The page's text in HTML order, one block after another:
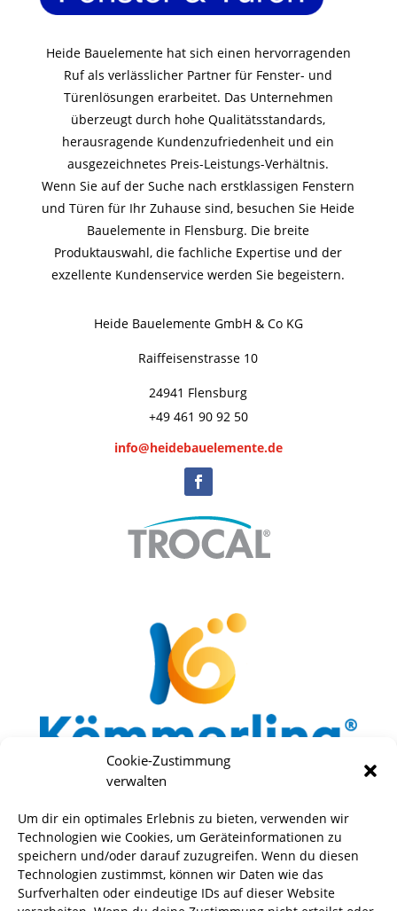
Cookie-Zustimmung
verwalten
Um dir ein optimales Erlebnis zu bieten, verwenden wir
Technologien wie Cookies, um Geräteinformationen zu
speichern und/oder darauf zuzugreifen. Wenn du diesen
Technologien zustimmst, können wir Daten wie das
Surfverhalten oder eindeutige IDs auf dieser Website
Heide Bauelemente hat sich einen hervorragenden
Ruf als verlässlicher Partner für Fenster- und
Türenlösungen erarbeitet. Das Unternehmen
überzeugt durch hohe Qualitätsstandards,
herausragende Kundenzufriedenheit und ein
ausgezeichnetes Preis-Leistungs-Verhältnis.
Wenn Sie auf der Suche nach erstklassigen Fenstern
und Türen für Ihr Zuhause sind, besuchen Sie Heide
Bauelemente in Flensburg. Die breite
Produktauswahl, die fachliche Expertise und der
exzellente Kundenservice werden Sie begeistern.
Heide Bauelemente GmbH & Co KG
Raiffeisenstrasse 10
24941 Flensburg
+49 461 90 92 50
info@heidebauelemente.de